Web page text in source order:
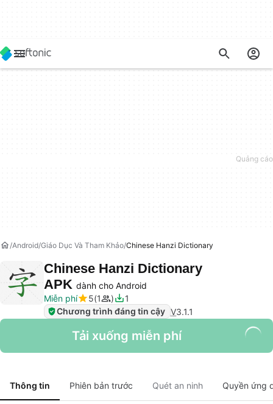
Android Giáo Dục Và Tham Khảo Chinese Hanzi Dictionary
Chinese Hanzi Dictionary
APK dành cho Android
Miễn phí
5 1
1
Chương trình đáng tin cậy V3.1.1
Tải xuống miễn phí
Thông tin Phiên bản trước Quét an ninh Quyền ứng